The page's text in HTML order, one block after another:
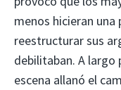
menos hicieran
reestructurar sus
debilitaban. A largo
escena allanó el